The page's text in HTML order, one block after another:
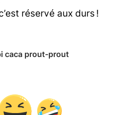
réservé aux durs !
caca prout-prout